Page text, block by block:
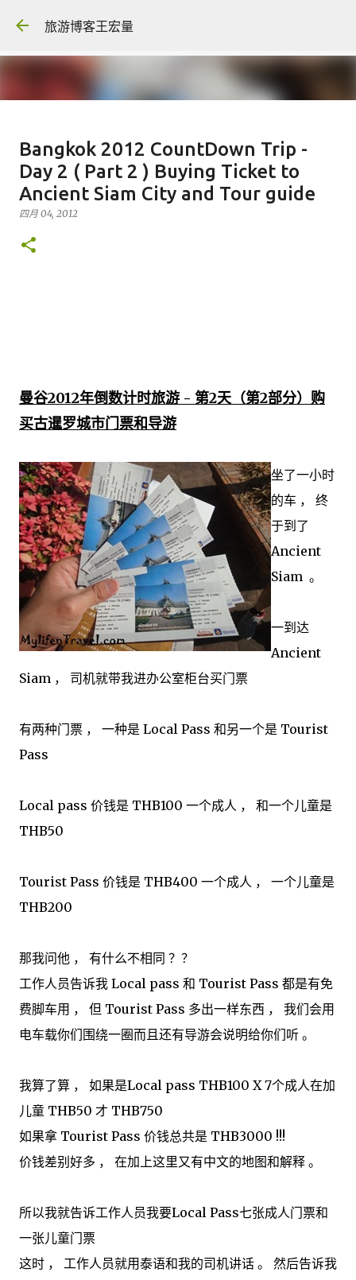
旅游博客王宏量
各大电脑专家公认最强的 -- Dual
screen Laptop
八月 06, 2026 FACEBOOK POST
0
Bangkok 2012 CountDown Trip -
Day 2 ( Part 2 ) Buying Ticket to
Ancient Siam City and Tour guide
四月 04, 2012
曼谷2012年倒数计时旅游 - 第2天（第2部分）购
买古暹罗城市门票和导游
坐了一小时
的车 ， 终
于到了
Ancient
Siam 。
一到达
Ancient
Siam ， 司机就带我进办公室柜台买门票
有两种门票 ， 一种是 Local Pass 和另一个是 Tourist
Pass
Local pass 价钱是 THB100 一个成人 ， 和一个儿童是
THB50
Tourist Pass 价钱是 THB400 一个成人 ， 一个儿童是
THB200
那我问他 ， 有什么不相同 ？？
工作人员告诉我 Local pass 和 Tourist Pass 都是有免
费脚车用 ， 但 Tourist Pass 多出一样东西 ， 我们会用
电车载你们围绕一圈而且还有导游会说明给你们听 。
我算了算 ， 如果是Local pass THB100 X 7个成人在加
儿童 THB50 才 THB750
如果拿 Tourist Pass 价钱总共是 THB3000 !!!
价钱差别好多 ， 在加上这里又有中文的地图和解释 。
所以我就告诉工作人员我要Local Pass七张成人门票和
一张儿童门票
这时 ， 工作人员就用泰语和我的司机讲话 。 然后告诉我